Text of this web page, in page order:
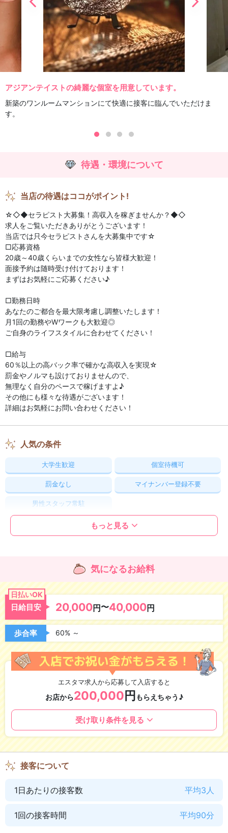
アジアンテイストの綺麗な個室を用意しています。
新築のワンルームマンションにて快適に接客に臨んでいただけま
す。
待遇・環境について
当店の待遇はココがポイント!
☆◇◆セラピスト大募集！高収入を稼ぎませんか？◆◇
求人をご覧いただきありがとうございます！
当店では只今セラピストさんを大募集中です☆
□応募資格
20歳～40歳くらいまでの女性なら皆様大歓迎！
面接予約は随時受け付けております！
まずはお気軽にご応募ください♪
□勤務日時
あなたのご都合を最大限考慮し調整いたします！
月1回の勤務やWワークも大歓迎◎
ご自身のライフスタイルに合わせてください！
□給与
60％以上の高バック率で確かな高収入を実現☆
罰金やノルマも設けておりませんので、
無理なく自分のペースで稼げますよ♪
その他にも様々な待遇がございます！
詳細はお気軽にお問い合わせください！
人気の条件
大学生歓迎 個室待機可
罰金なし マイナンバー登録不要
男性スタッフ常駐
指名料バックあり オプションバックあり
研修制度あり 資格取得可能
ニューオープン お店に宿泊可
待遇・働きやすさ
未経験OK 経験者優遇
もっと見る
気になるお給料
日払いOK
日給目安 20,000円〜40,000円
歩合率 60% ～
エスタマ求人から応募して入店すると
お店から200,000円 もらえちゃう♪
細かい条件などは設定ありますが決して難しくない条件となっ
受け取り条件を見る
接客について
1日あたりの接客数 平均3人
1回の接客時間 平均90分